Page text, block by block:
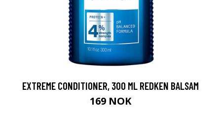
EXTREME CONDITIONER, 300 ML REDKEN BALSAM
169 NOK